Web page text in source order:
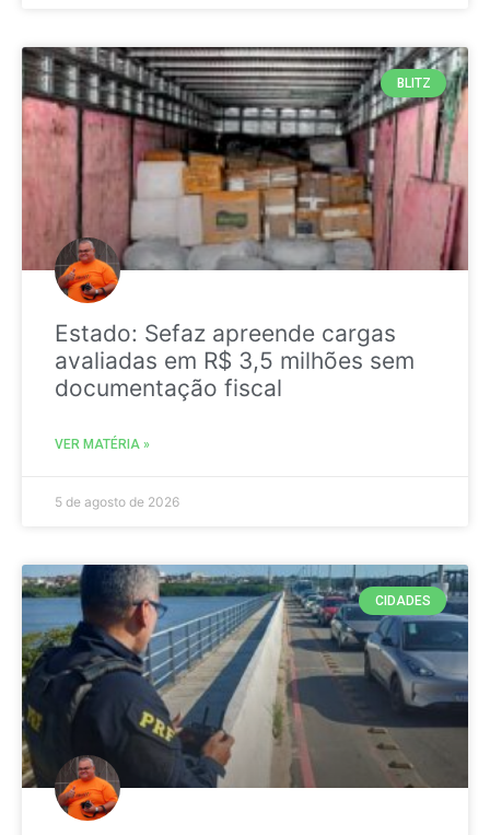
BLITZ
Estado: Sefaz apreende cargas
avaliadas em R$ 3,5 milhões sem
documentação fiscal
VER MATÉRIA »
5 de agosto de 2026
CIDADES